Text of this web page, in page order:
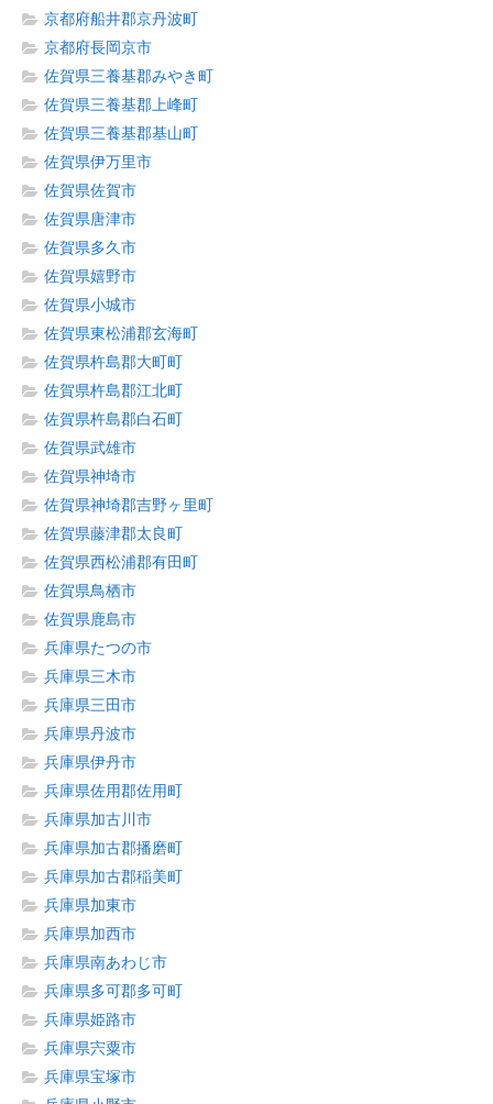
京都府船井郡京丹波町
京都府長岡京市
佐賀県三養基郡みやき町
佐賀県三養基郡上峰町
佐賀県三養基郡基山町
佐賀県伊万里市
佐賀県佐賀市
佐賀県唐津市
佐賀県多久市
佐賀県嬉野市
佐賀県小城市
佐賀県東松浦郡玄海町
佐賀県杵島郡大町町
佐賀県杵島郡江北町
佐賀県杵島郡白石町
佐賀県武雄市
佐賀県神埼市
佐賀県神埼郡吉野ヶ里町
佐賀県藤津郡太良町
佐賀県西松浦郡有田町
佐賀県鳥栖市
佐賀県鹿島市
兵庫県たつの市
兵庫県三木市
兵庫県三田市
兵庫県丹波市
兵庫県伊丹市
兵庫県佐用郡佐用町
兵庫県加古川市
兵庫県加古郡播磨町
兵庫県加古郡稲美町
兵庫県加東市
兵庫県加西市
兵庫県南あわじ市
兵庫県多可郡多可町
兵庫県姫路市
兵庫県宍粟市
兵庫県宝塚市